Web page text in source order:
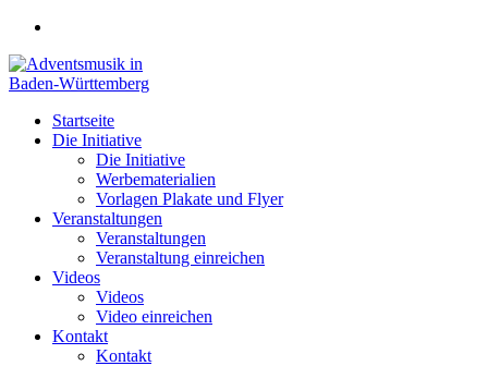
Zum
springen
Startseite
Die Initiative
Die Initiative
Werbematerialien
Vorlagen Plakate und Flyer
Veranstaltungen
Veranstaltungen
Veranstaltung einreichen
Videos
Videos
Video einreichen
Kontakt
Kontakt